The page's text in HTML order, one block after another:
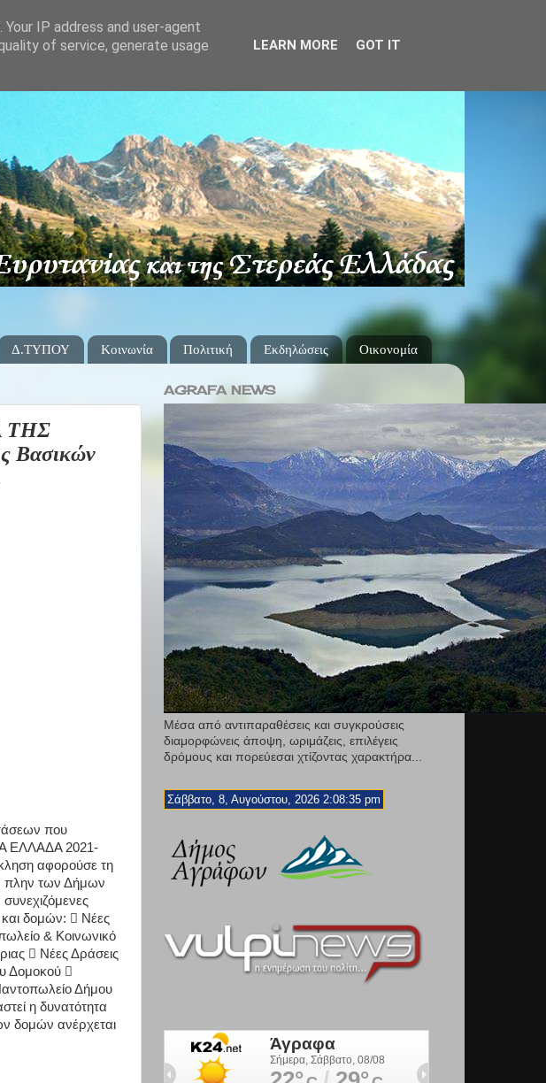
Δ.ΤΥΠΟΥ Κοινωνία Πολιτική Εκδηλώσεις Οικονομία
ΤΗΣ
Βασικών
που
ΕΛΛΑΔΑ 2021-
αφορούσε τη
πλην των Δήμων
δομών:  Νέες
& Κοινωνικό
 Νέες Δράσεις
Δομοκού 
Δήμου
η δυνατότητα
δομών ανέρχεται
AGRAFA NEWS
Μέσα από αντιπαραθέσεις και συγκρούσεις
διαμορφώνεις άποψη, ωριμάζεις, επιλέγεις
δρόμους και πορεύεσαι χτίζοντας χαρακτήρα...
Σάββατο, 8, Αυγούστου, 2026 2:08:37 pm
IP address and user-agent
of service, generate usage
LEARN MORE GOT IT